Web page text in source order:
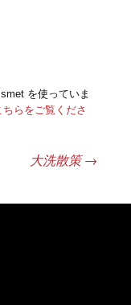
を使っていま
らをご覧くださ
大洗散策→